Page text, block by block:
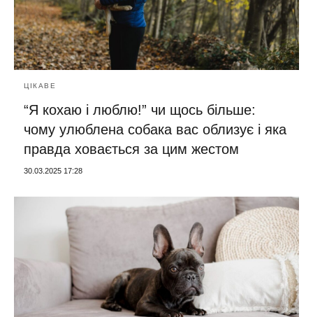
ЦІКАВЕ
“Я кохаю і люблю!” чи щось більше:
чому улюблена собака вас облизує і яка
правда ховається за цим жестом
30.03.2025 17:28